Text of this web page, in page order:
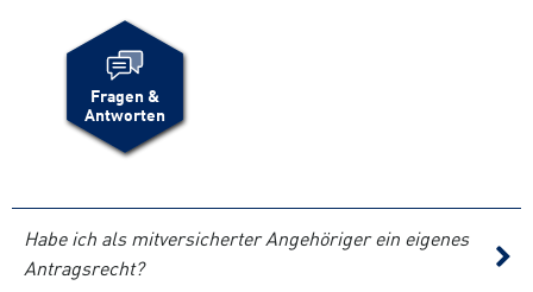
Fragen &
Antworten
Habe ich als mitversicherter Angehöriger ein eigenes
Antragsrecht?